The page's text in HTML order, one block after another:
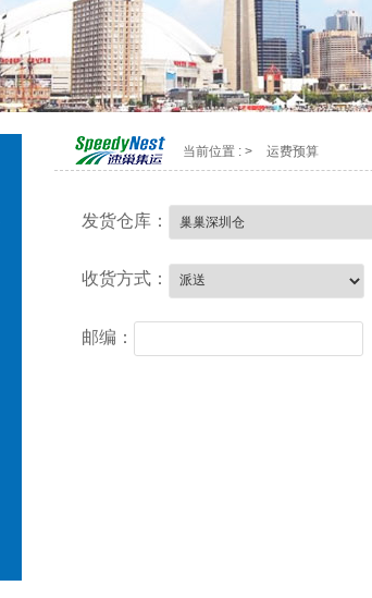
当前位置 : > 运费预算
发货仓库：
收货方式：
邮编：